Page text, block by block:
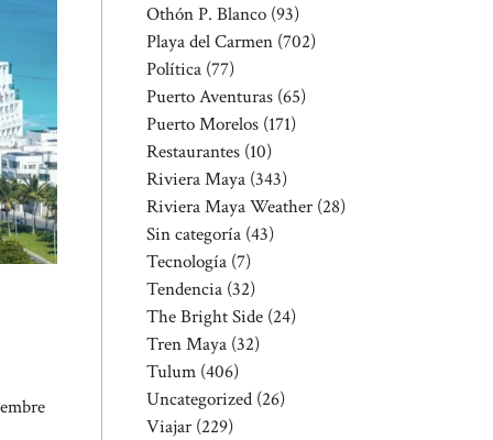
Othón P. Blanco (93)
Playa del Carmen (702)
Política (77)
Puerto Aventuras (65)
Puerto Morelos (171)
Restaurantes (10)
Riviera Maya (343)
Riviera Maya Weather (28)
Sin categoría (43)
Tecnología (7)
Tendencia (32)
The Bright Side (24)
Tren Maya (32)
Tulum (406)
Uncategorized (26)
Viajar (229)